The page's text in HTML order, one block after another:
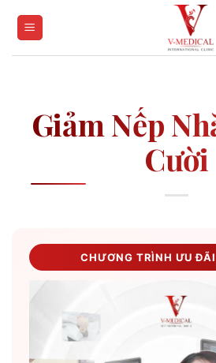
Giảm Nếp
Cười
CHƯƠNG TRÌNH ƯU